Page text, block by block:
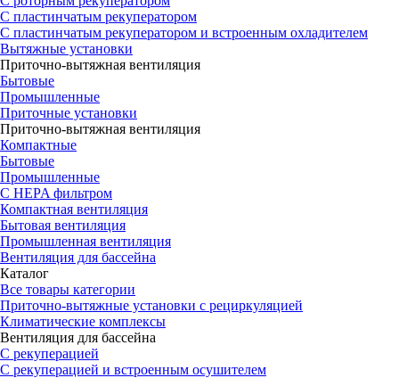
С пластинчатым рекуператором
С пластинчатым рекуператором и встроенным охладителем
Вытяжные установки
Приточно-вытяжная вентиляция
Бытовые
Промышленные
Приточные установки
Приточно-вытяжная вентиляция
Компактные
Бытовые
Промышленные
С HEPA фильтром
Компактная вентиляция
Бытовая вентиляция
Промышленная вентиляция
Вентиляция для бассейна
Каталог
Все товары категории
Приточно-вытяжные установки с рециркуляцией
Климатические комплексы
Вентиляция для бассейна
С рекуперацией
С рекуперацией и встроенным осушителем